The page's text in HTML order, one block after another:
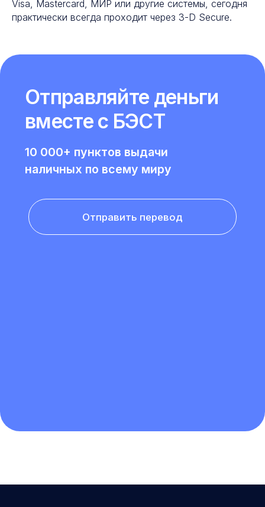
Visa, Mastercard, МИР или другие системы, сегодня
практически всегда проходит через 3-D Secure.